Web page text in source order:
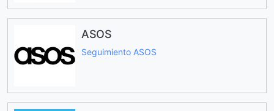
ASOS
Seguimiento ASOS